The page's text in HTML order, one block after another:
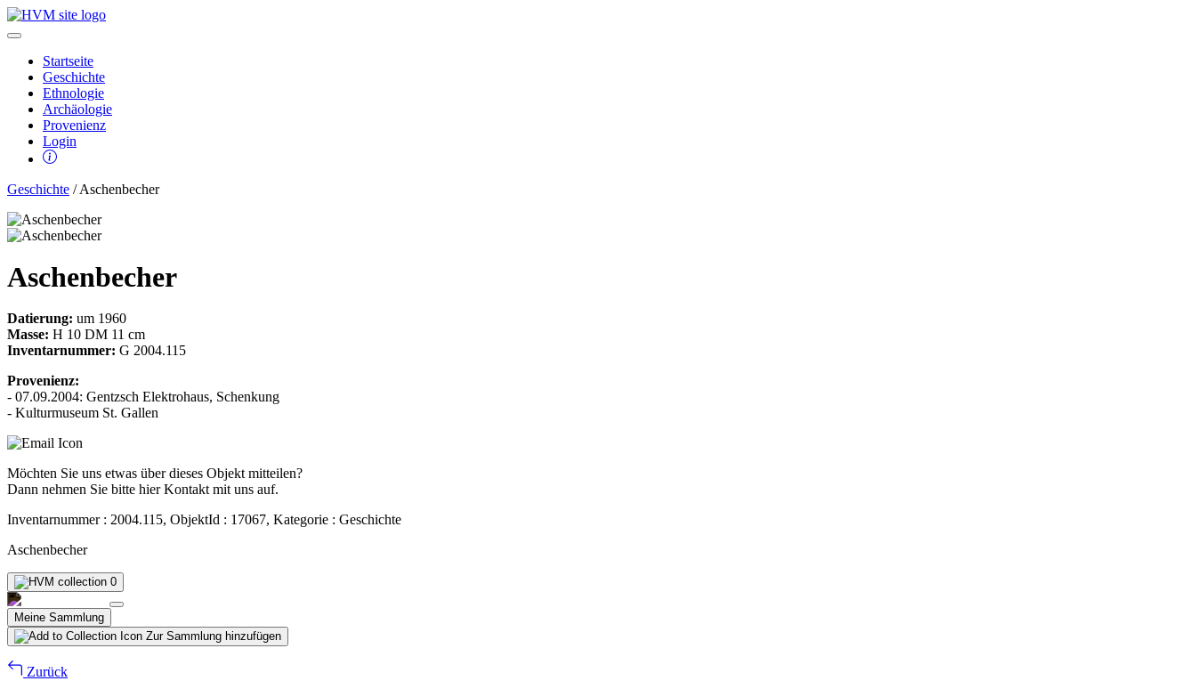
Startseite
Geschichte
Ethnologie
Archäologie
Provenienz
Login
Geschichte / Aschenbecher
Aschenbecher
Datierung: um 1960
Masse: H 10 DM 11 cm
Inventarnummer: G 2004.115
Provenienz:
- 07.09.2004: Gentzsch Elektrohaus, Schenkung
- Kulturmuseum St. Gallen
Möchten Sie uns etwas über dieses Objekt mitteilen?
Dann nehmen Sie bitte hier Kontakt mit uns auf.
Inventarnummer : 2004.115, ObjektId : 17067, Kategorie : Geschichte
Aschenbecher
0
Meine Sammlung
Zur Sammlung hinzufügen
Zurück